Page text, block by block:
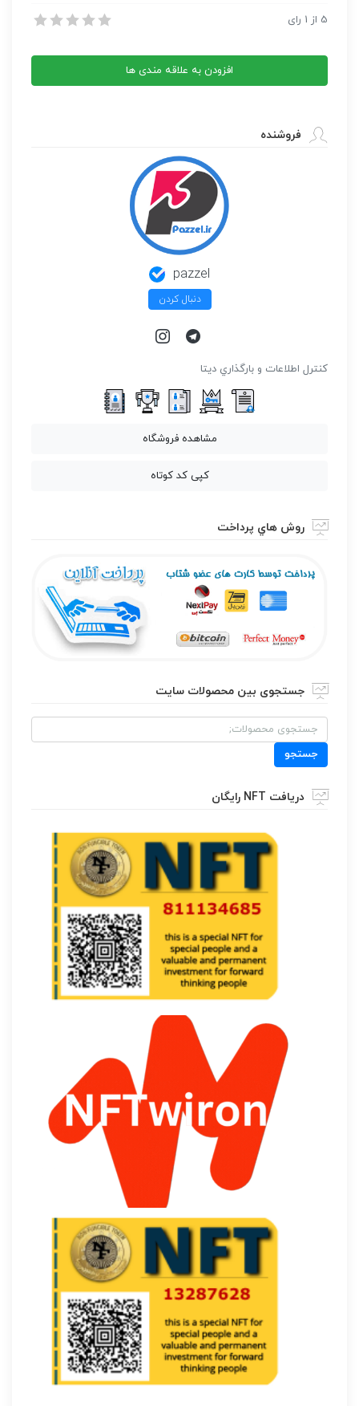
ماتریسها و تانسورها در فیزیک
5 از 1 رای
افزودن به علاقه مندی ها
فروشنده
pazzel
دنبال کردن
كنترل اطلاعات و بارگذاري ديتا
مشاهده فروشگاه
کپی کد کوتاه
روش هاي پرداخت
جستجوی بین محصولات سایت
جستجو
برای:
جستجو
دریافت NFT رایگان